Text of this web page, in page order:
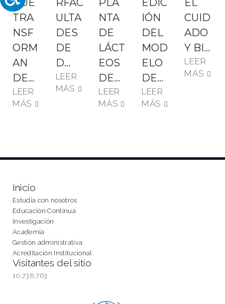
QUE
TRA
NSF
ORM
AN
DE…
LEER
MÁS
RFAC
ULTA
DES
DE
D…
LEER
MÁS
PLA
NTA
DE
LÁCT
EOS
DE…
LEER
MÁS
EDIC
IÓN
DEL
MOD
ELO
DE…
LEER
MÁS
EL
CUID
ADO
Y BI…
LEER
MÁS
Inicio
Estudia con nosotros
Educación Continua
Investigación
Academia
Gestión administrativa
Acreditación Institucional
Visitantes del sitio
10,738,763